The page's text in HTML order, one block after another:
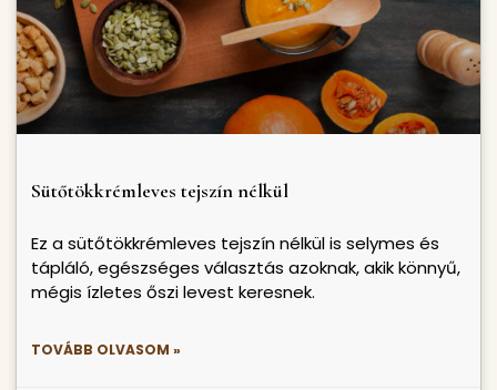
Sütőtökkrémleves tejszín nélkül
Ez a sütőtökkrémleves tejszín nélkül is selymes és
tápláló, egészséges választás azoknak, akik könnyű,
mégis ízletes őszi levest keresnek.
TOVÁBB OLVASOM »